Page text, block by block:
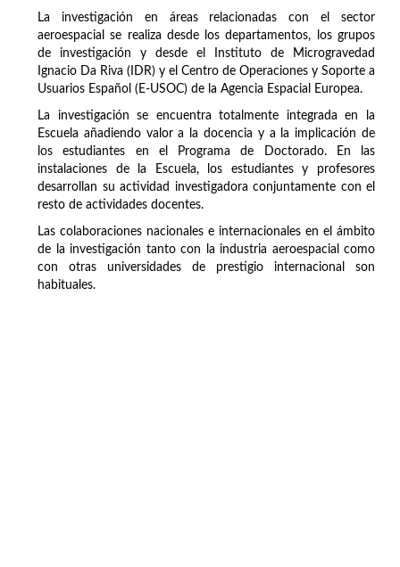
La investigación en áreas relacionadas con el sector
aeroespacial se realiza desde los departamentos, los grupos
de investigación y desde el Instituto de Microgravedad
Ignacio Da Riva (IDR) y el Centro de Operaciones y Soporte a
Usuarios Español (E-USOC) de la Agencia Espacial Europea.
La investigación se encuentra totalmente integrada en la
Escuela añadiendo valor a la docencia y a la implicación de
los estudiantes en el Programa de Doctorado. En las
instalaciones de la Escuela, los estudiantes y profesores
desarrollan su actividad investigadora conjuntamente con el
resto de actividades docentes.
Las colaboraciones nacionales e internacionales en el ámbito
de la investigación tanto con la industria aeroespacial como
con otras universidades de prestigio internacional son
habituales.